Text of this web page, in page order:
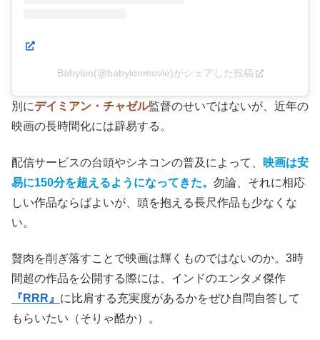
Babylon(@babylonmovie)がシェアした投稿
別にデイミアン・チャゼル監督のせいではないが、近年の
映画の長時間化には辟易する。
配信サービスの台頭やシネコンの普及によって、
映画は安
易に150分を超えるようになってきた。 勿論、それに相応
しい作品ならばよいが、頭を抱える長尺作品も少なくな
い。
贅肉を削ぎ落すことで映画は輝くものではないのか。3時
間超の作品を公開する際には、インドのエンタメ傑作
『RRR』 に比肩する充実度があるかをぜひ自問自答して
もらいたい（そりゃ酷か）。